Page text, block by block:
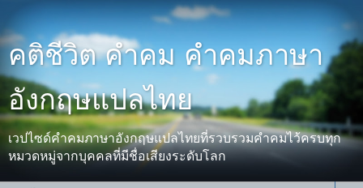
คติชีวิต คำคม คำคมภาษา
อังกฤษแปลไทย
เวปไซด์คำคมภาษาอังกฤษแปลไทยที่รวบรวมคำคมไว้ครบทุก
หมวดหมู่จากบุคคลที่มีชื่อเสียงระดับโลก